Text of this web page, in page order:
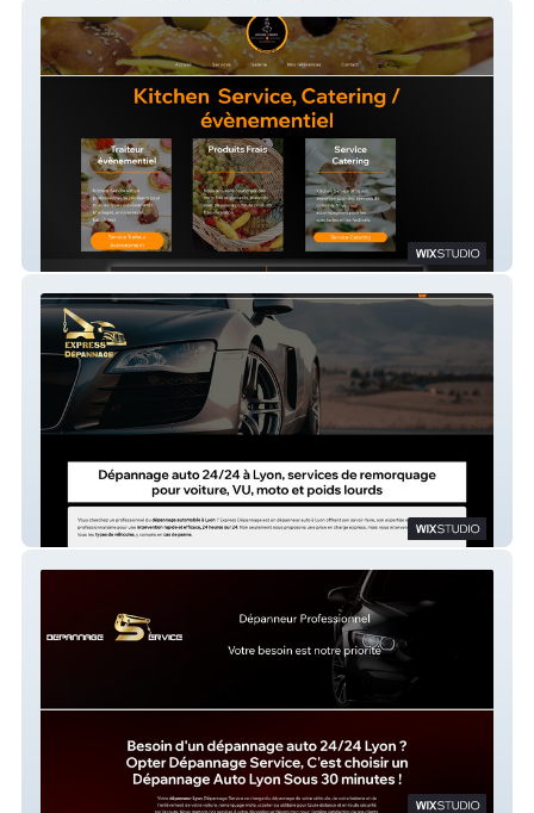
Kitchen Service
Express Dépannage
Dépannage Service